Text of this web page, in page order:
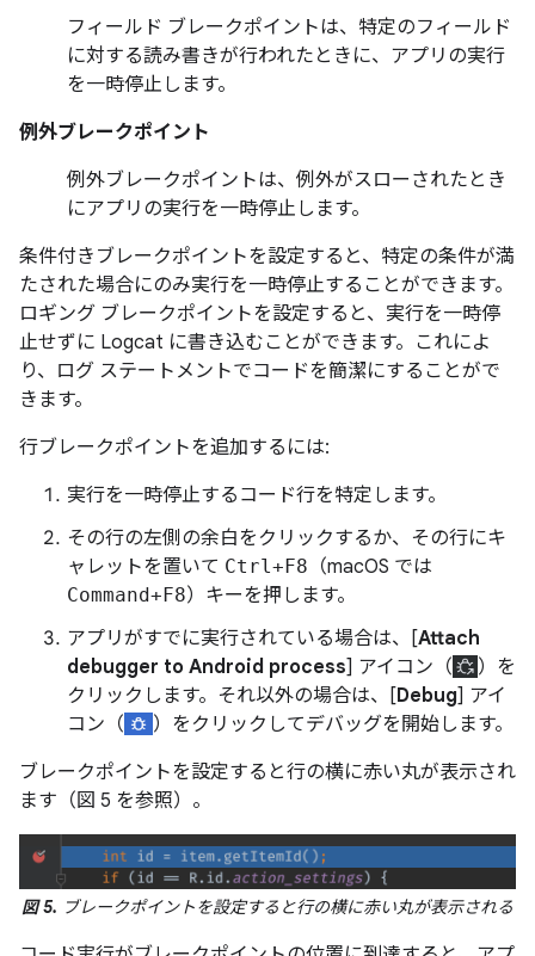
フィールド ブレークポイントは、特定のフィールド
に対する読み書きが行われたときに、アプリの実行
を一時停止します。
例外ブレークポイント
例外ブレークポイントは、例外がスローされたとき
にアプリの実行を一時停止します。
条件付きブレークポイントを設定すると、特定の条件が満
たされた場合にのみ実行を一時停止することができます。
ロギング ブレークポイントを設定すると、実行を一時停
止せずに Logcat に書き込むことができます。これによ
り、ログ ステートメントでコードを簡潔にすることがで
きます。
行ブレークポイントを追加するには:
実行を一時停止するコード行を特定します。
その行の左側の余白をクリックするか、その行にキ
ャレットを置いて Ctrl+F8 （macOS では
Command+F8）キーを押します。
アプリがすでに実行されている場合は、[Attach
debugger to Android process] アイコン（
）を
クリックします。それ以外の場合は、[Debug] アイ
コン（
）をクリックしてデバッグを開始します。
ブレークポイントを設定すると行の横に赤い丸が表示され
ます（図 5 を参照）。
図 5. ブレークポイントを設定すると行の横に赤い丸が表示される